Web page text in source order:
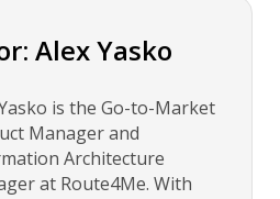
Alex Yasko
is the Go-to-Market
Manager and
Architecture
at Route4Me. With